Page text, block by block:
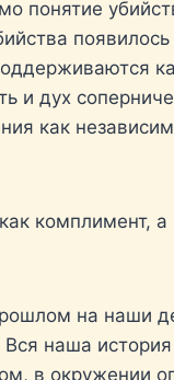
понятие
и дух
как
комплимент,
на наши
наша
в окружении